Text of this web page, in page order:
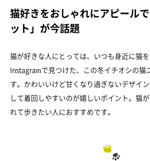
猫好きをおしゃれにアピール
ット」が今話題
猫が好きな人にとっては、いつも身近に猫を
Instagramで見つけた、この冬イチオシの猫
す。かわいいけど甘くなり過ぎないデザイ
して着回しやすいのが嬉しいポイント。猫
れて歩きたい人におすすめです。